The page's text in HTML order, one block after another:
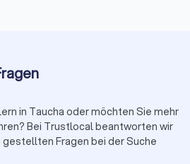
sorgt.
in Taucha oder möchten Sie mehr
Bei Trustlocal beantworten wir
Fragen bei der Suche